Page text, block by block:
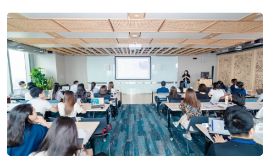
Thời sự 21h30
Bản tin
Chuyên mục
Theo dòng Thời sự